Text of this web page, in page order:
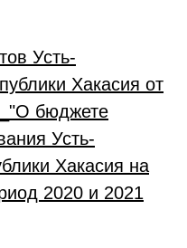
Усть-
Хакасия от
бюджете
Усть-
Хакасия на
2020 и 2021